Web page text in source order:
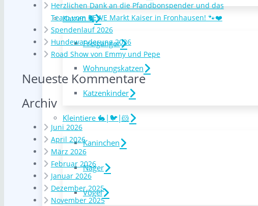
Katzen 🐈
Freigänger
Wohnungskatzen
Katzenkinder
Kleintiere 🐇|🐦|🐹
Kaninchen
Nager
Vögel
Herzlichen Dank an die Pfandbonspender und das
Team vom REWE Markt Kaiser in Fronhausen! 🐾❤️
Spendenlauf 2026
Hundewanderung 2026
Road Show von Emmy und Pepe
Neueste Kommentare
Archiv
Juni 2026
April 2026
März 2026
Februar 2026
Januar 2026
Dezember 2025
November 2025